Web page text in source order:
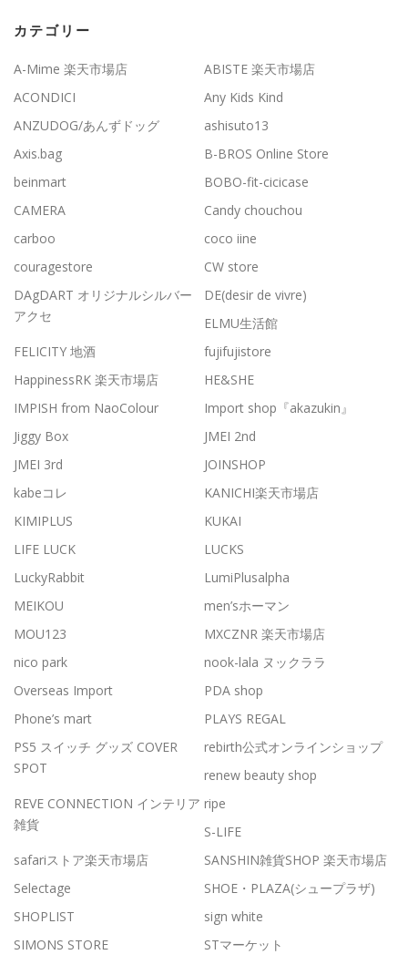
カテゴリー
A-Mime 楽天市場店
ABISTE 楽天市場店
ACONDICI
Any Kids Kind
ANZUDOG/あんずドッグ
ashisuto13
Axis.bag
B-BROS Online Store
beinmart
BOBO-fit-cicicase
CAMERA
Candy chouchou
carboo
coco iine
couragestore
CW store
DAgDART オリジナルシルバー
アクセ
DE(desir de vivre)
ELMU生活館
FELICITY 地酒
fujifujistore
HappinessRK 楽天市場店
HE&SHE
IMPISH from NaoColour
Import shop『akazukin』
Jiggy Box
JMEI 2nd
JMEI 3rd
JOINSHOP
kabeコレ
KANICHI楽天市場店
KIMIPLUS
KUKAI
LIFE LUCK
LUCKS
LuckyRabbit
LumiPlusalpha
MEIKOU
men’sホーマン
MOU123
MXCZNR 楽天市場店
nico park
nook-lala ヌックララ
Overseas Import
PDA shop
Phone’s mart
PLAYS REGAL
PS5 スイッチ グッズ COVER
SPOT
rebirth公式オンラインショップ
renew beauty shop
REVE CONNECTION インテリア
雑貨
ripe
S-LIFE
safariストア楽天市場店
SANSHIN雑貨SHOP 楽天市場店
Selectage
SHOE・PLAZA(シュープラザ)
SHOPLIST
sign white
SIMONS STORE
STマーケット